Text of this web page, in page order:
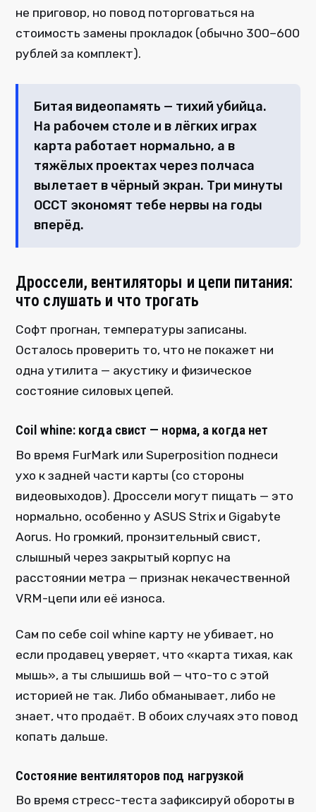
не приговор, но повод поторговаться на
стоимость замены прокладок (обычно 300–600
рублей за комплект).
Битая видеопамять — тихий убийца.
На рабочем столе и в лёгких играх
карта работает нормально, а в
тяжёлых проектах через полчаса
вылетает в чёрный экран. Три минуты
OCCT экономят тебе нервы на годы
вперёд.
Дроссели, вентиляторы и цепи питания:
что слушать и что трогать
Софт прогнан, температуры записаны.
Осталось проверить то, что не покажет ни
одна утилита — акустику и физическое
состояние силовых цепей.
Coil whine: когда свист — норма, а когда нет
Во время FurMark или Superposition поднеси
ухо к задней части карты (со стороны
видеовыходов). Дроссели могут пищать — это
нормально, особенно у ASUS Strix и Gigabyte
Aorus. Но громкий, пронзительный свист,
слышный через закрытый корпус на
расстоянии метра — признак некачественной
VRM-цепи или её износа.
Сам по себе coil whine карту не убивает, но
если продавец уверяет, что «карта тихая, как
мышь», а ты слышишь вой — что-то с этой
историей не так. Либо обманывает, либо не
знает, что продаёт. В обоих случаях это повод
копать дальше.
Состояние вентиляторов под нагрузкой
Во время стресс-теста зафиксируй обороты в